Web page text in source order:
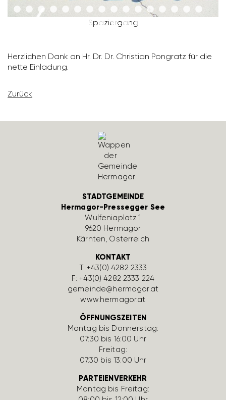
Spazier­gang
Herz­li­chen Dank an Hr. Dr. Dr. Chris­tian Pongratz für die
nette Einla­dung.
Zurück
STADTGEMEINDE
Hermagor-Pressegger See
Wulfe­nia­platz 1
9620 Hermagor
Kärnten, Öster­reich
KONTAKT
T:+43(0) 4282 2333
F: +43(0) 4282 2333 224
gemeinde@hermagor.at
www.hermagor.at
ÖFFNUNGSZEITEN
Montag bis Donnerstag:
07:30 bis 16:00 Uhr
Freitag:
07:30 bis 13:00 Uhr
PARTEIENVERKEHR
Montag bis Freitag: